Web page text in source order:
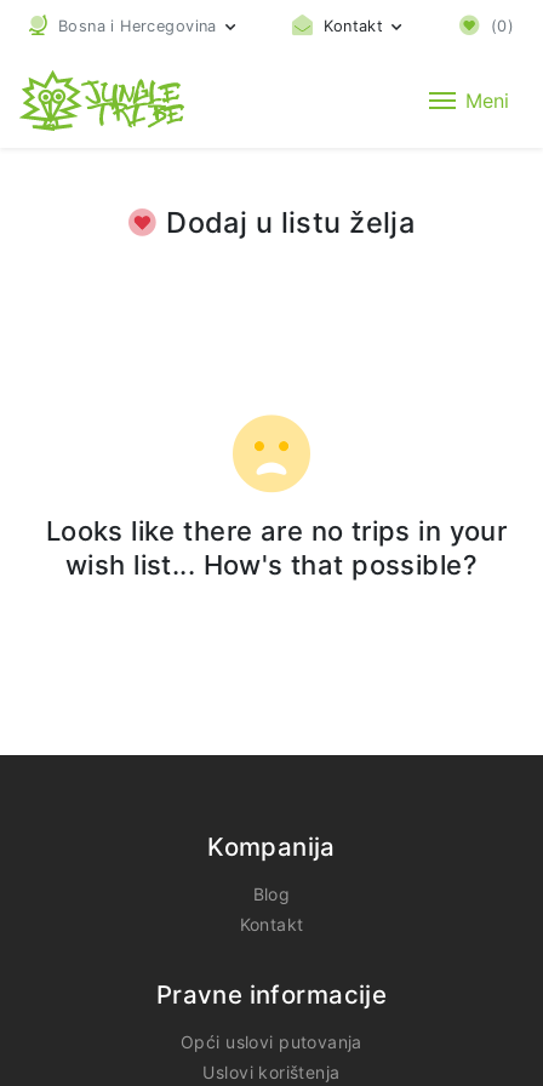
Bosna i Hercegovina Kontakt (0)
Meni
Dodaj u listu želja
Looks like there are no trips in your
wish list... How's that possible?
Kompanija
Blog
Kontakt
Pravne informacije
Opći uslovi putovanja
Uslovi korištenja